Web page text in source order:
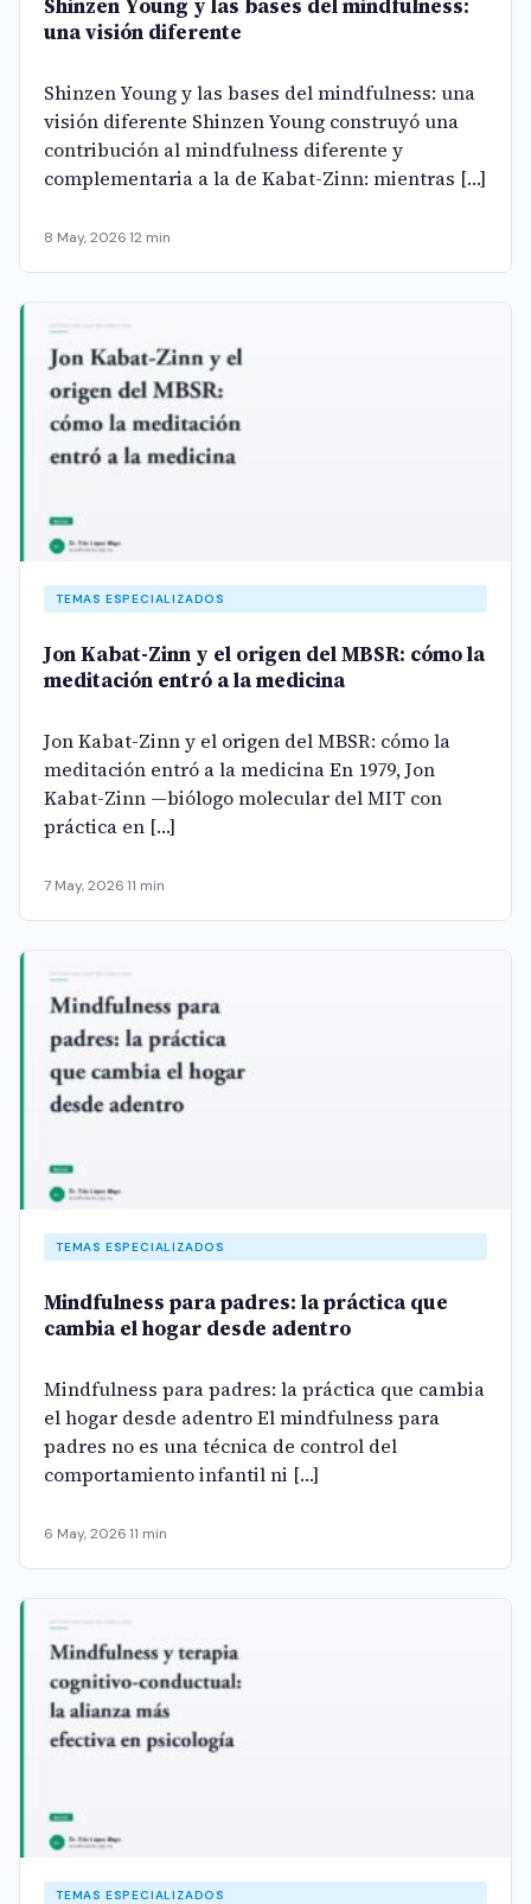
Shinzen Young y las bases del mindfulness:
una visión diferente
Shinzen Young y las bases del mindfulness: una
visión diferente Shinzen Young construyó una
contribución al mindfulness diferente y
complementaria a la de Kabat-Zinn: mientras […]
8 May, 202612 min
TEMAS ESPECIALIZADOS
Jon Kabat-Zinn y el origen del MBSR: cómo la
meditación entró a la medicina
Jon Kabat-Zinn y el origen del MBSR: cómo la
meditación entró a la medicina En 1979, Jon
Kabat-Zinn —biólogo molecular del MIT con
práctica en […]
7 May, 202611 min
TEMAS ESPECIALIZADOS
Mindfulness para padres: la práctica que
cambia el hogar desde adentro
Mindfulness para padres: la práctica que cambia
el hogar desde adentro El mindfulness para
padres no es una técnica de control del
comportamiento infantil ni […]
6 May, 202611 min
TEMAS ESPECIALIZADOS